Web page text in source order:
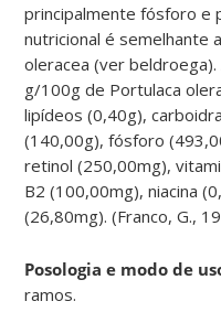
principalmente fósforo e
nutricional é semelhante
oleracea (ver beldroega).
g/100g de Portulaca
lipídeos (0,40g),
(140,00g), fósforo
retinol (250,00mg),
B2 (100,00mg), niacina
(26,80mg). (Franco, G.,
Posologia e modo de
ramos.